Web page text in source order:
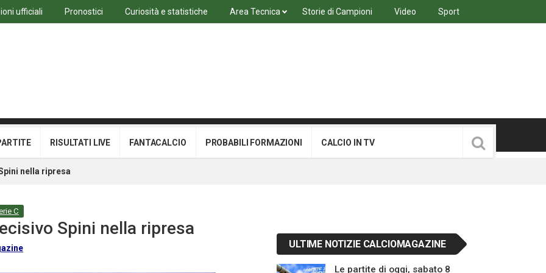
ufficiali Pronostici Curiosità e statistiche Area Tecnica Storie di Campioni Video Sport
RISULTATI LIVE FANTACALCIO PROBABILI FORMAZIONI CALCIO IN TV
nella ripresa
C
Spini nella ripresa
ULTIME NOTIZIE CALCIOMAGAZINE
Le partite di oggi, sabato 8